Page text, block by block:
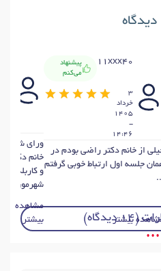
دیدگاه
11xxx40
پیشنهاد
می‌کنم
3
خرداد
1405
-
14:46
از خانم دکتر راضی بودم در
جلسه اول ارتباط خوبی گرفتم
بیشتر
ورای
خانم دکتر
و کاربلد
شهرمون
مشاهده
بیشتر
• • •